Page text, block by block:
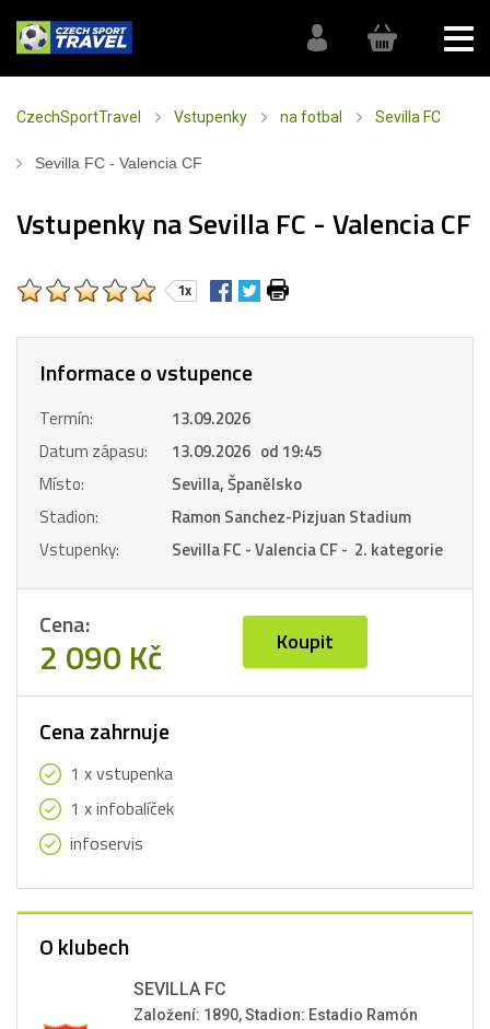
CzechSportTravel Vstupenky na fotbal Sevilla FC
Sevilla FC - Valencia CF
Vstupenky na Sevilla FC - Valencia CF
1x
Informace o vstupence
Termín:
13.09.2026
Datum zápasu:
13.09.2026 od 19:45
Místo:
Sevilla, Španělsko
Stadion:
Ramon Sanchez-Pizjuan Stadium
Vstupenky:
Sevilla FC - Valencia CF - 2. kategorie
Cena:
2 090 Kč Koupit
Cena zahrnuje
1 x vstupenka
1 x infobalíček
infoservis
O klubech
SEVILLA FC
Založení: 1890, Stadion: Estadio Ramón